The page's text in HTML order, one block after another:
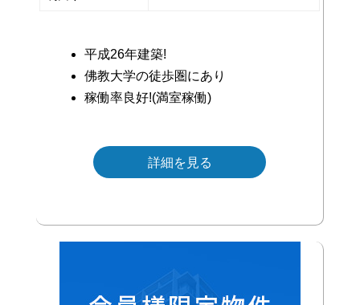
平成26年建築!
佛教大学の徒歩圏にあり
稼働率良好!(満室稼働)
詳細を見る